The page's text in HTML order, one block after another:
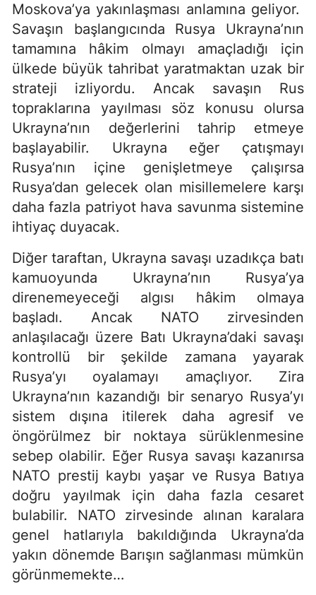
Moskova’ya yakınlaşması anlamına geliyor.
Savaşın başlangıcında Rusya Ukrayna’nın
tamamına hâkim olmayı amaçladığı için
ülkede büyük tahribat yaratmaktan uzak bir
strateji izliyordu. Ancak savaşın Rus
topraklarına yayılması söz konusu olursa
Ukrayna’nın değerlerini tahrip etmeye
başlayabilir. Ukrayna eğer çatışmayı
Rusya’nın içine genişletmeye çalışırsa
Rusya’dan gelecek olan misillemelere karşı
daha fazla patriyot hava savunma sistemine
ihtiyaç duyacak.
Diğer taraftan, Ukrayna savaşı uzadıkça batı
kamuoyunda Ukrayna’nın Rusya’ya
direnemeyeceği algısı hâkim olmaya
başladı. Ancak NATO zirvesinden
anlaşılacağı üzere Batı Ukrayna’daki savaşı
kontrollü bir şekilde zamana yayarak
Rusya’yı oyalamayı amaçlıyor. Zira
Ukrayna’nın kazandığı bir senaryo Rusya’yı
sistem dışına itilerek daha agresif ve
öngörülmez bir noktaya sürüklenmesine
sebep olabilir. Eğer Rusya savaşı kazanırsa
NATO prestij kaybı yaşar ve Rusya Batıya
doğru yayılmak için daha fazla cesaret
bulabilir. NATO zirvesinde alınan karalara
genel hatlarıyla bakıldığında Ukrayna’da
yakın dönemde Barışın sağlanması mümkün
görünmemekte…